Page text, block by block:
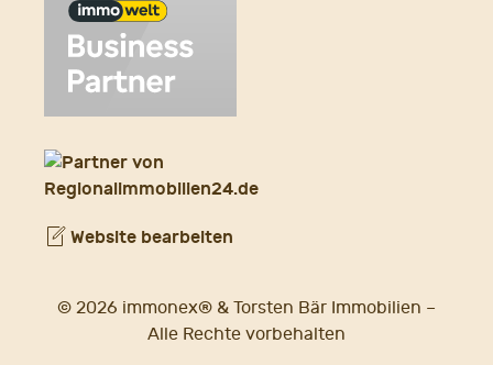
Website bearbeiten
© 2026 immonex® & Torsten Bär Immobilien –
Alle Rechte vorbehalten